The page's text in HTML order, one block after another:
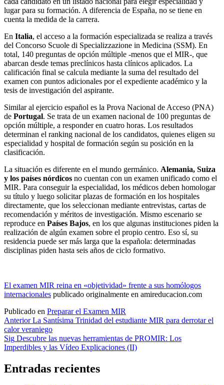
lugar para su formación. A diferencia de España, no se tiene en
cuenta la medida de la carrera.
En Italia, el acceso a la formación especializada se realiza a través
del Concorso Scuole di Specializzazione in Medicina (SSM). En
total, 140 preguntas de opción múltiple -menos que el MIR-, que
abarcan desde temas preclínicos hasta clínicos aplicados. La
calificación final se calcula mediante la suma del resultado del
examen con puntos adicionales por el expediente académico y la
tesis de investigación del aspirante.
Similar al ejercicio español es la Prova Nacional de Acceso (PNA)
de Portugal. Se trata de un examen nacional de 100 preguntas de
opción múltiple, a responder en cuatro horas. Los resultados
determinan el ranking nacional de los candidatos, quienes eligen su
especialidad y hospital de formación según su posición en la
clasificación.
La situación es diferente en el mundo germánico. Alemania, Suiza
y los países nórdicos no cuentan con un examen unificado como el
MIR. Para conseguir la especialidad, los médicos deben homologar
su título y luego solicitar plazas de formación en los hospitales
directamente, que los seleccionan mediante entrevistas, cartas de
recomendación y méritos de investigación. Mismo escenario se
reproduce en Países Bajos, en los que algunas instituciones piden la
realización de algún examen sobre el propio centro. Eso sí, su
residencia puede ser más larga que la española: determinadas
disciplinas piden hasta seis años de ciclo formativo.
El examen MIR reina en «objetividad» frente a sus homólogos
internacionales publicado originalmente en amireducacion.com
Publicado en Preparar el Examen MIR
Navegación
de
entradas
Anterior La Santísima Trinidad del estudiante MIR para derrotar el
calor veraniego
Sig Descubre las nuevas herramientas de PROMIR: Los
Imperdibles y las Vídeo Explicaciones (II)
Entradas recientes